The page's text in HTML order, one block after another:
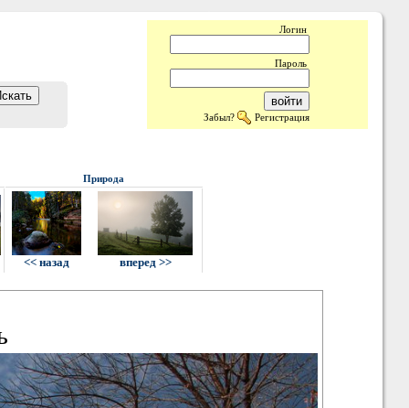
Логин
Пароль
Забыл? Регистрация
Природа
<< назад вперед >>